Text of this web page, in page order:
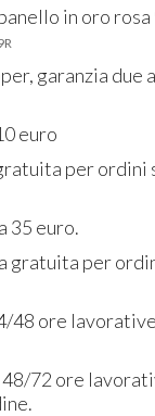
in oro rosa
garanzia due
euro
per ordini
35 euro.
gratuita per
48 ore
48/72 ore